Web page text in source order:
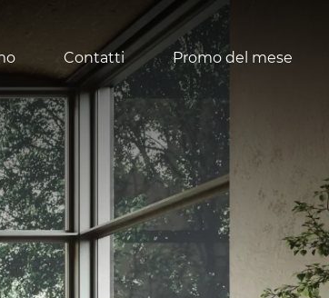
Contatti Promo del mese